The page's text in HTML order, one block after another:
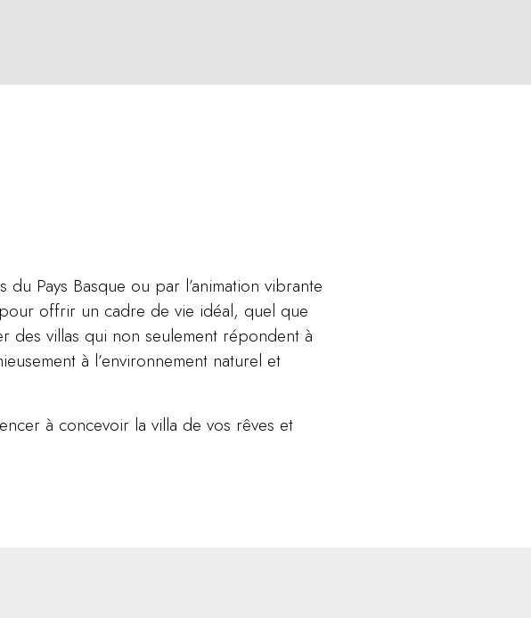
Pays Basque ou par l’animation vibrante
offrir un cadre de vie idéal, quel que
des villas qui non seulement répondent à
à l’environnement naturel et
à concevoir la villa de vos rêves et